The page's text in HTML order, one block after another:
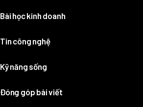
Bài học kinh doanh
Tin công nghệ
Kỹ năng sống
Đóng góp bài viết